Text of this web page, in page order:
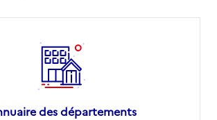
des départements